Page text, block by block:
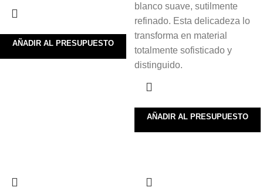
AÑADIR AL PRESUPUESTO
blanco suave, sutilmente
refinado. Esta delicadeza lo
transforma en material
totalmente sofisticado y
distinguido.
AÑADIR AL PRESUPUESTO